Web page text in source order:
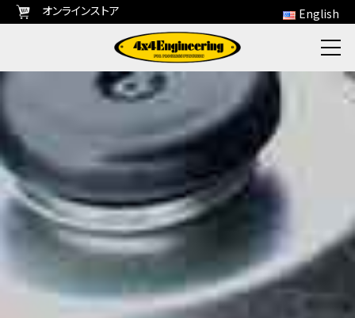
オンラインストア English